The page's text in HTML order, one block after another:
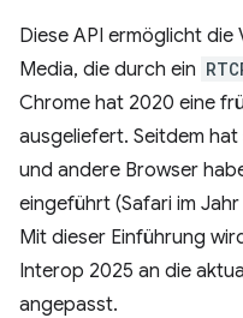
Diese API ermöglicht
Media, die durch ein
Chrome hat 2020 eine
ausgeliefert. Seitdem
und andere Browser
eingeführt (Safari im
Mit dieser Einführung
Interop 2025 an die
angepasst.